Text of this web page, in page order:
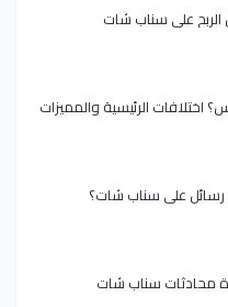
على سناب شات
الرئيسية والمميزات
على سناب شات؟
محادثات سناب شات